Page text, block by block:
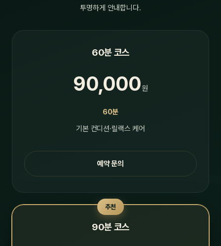
투명하게 안내합니다.
60분 코스
90,000원
60분
기본 컨디션·릴랙스 케어
예약 문의
추천
90분 코스